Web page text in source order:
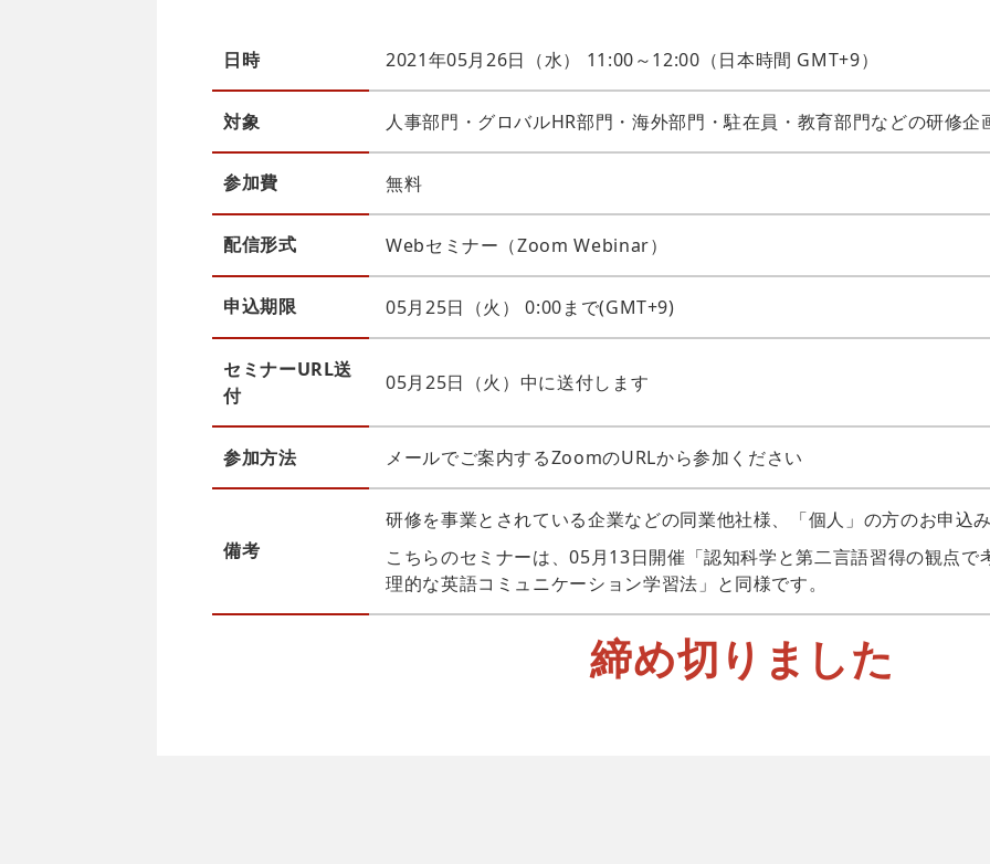
日時 2021年05月26日（水） 11:00～12:00（日本時間 GMT+9）
対象 人事部門・グロバルHR部門・海外部門・駐在員・教育部門などの研修企
参加費 無料
配信形式 Webセミナー（Zoom Webinar）
申込期限 05月25日（火） 0:00まで(GMT+9)
セミナーURL送
付
05月25日（火）中に送付します
参加方法 メールでご案内するZoomのURLから参加ください
備考
研修を事業とされている企業などの同業他社様、「個人」の方のお申込
こちらのセミナーは、05月13日開催「認知科学と第二言語習得の観点で
理的な英語コミュニケーション学習法」と同様です。
締め切りました